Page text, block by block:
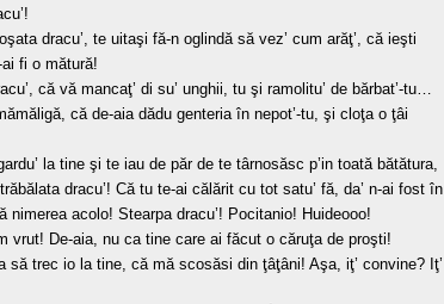
dracu’, te uitaşi fă-n oglindă să vez’ cum arăţ’, că ieşti
fi o mătură!
că vă mancaţ’ di su’ unghii, tu şi ramolitu’ de bărbat’-tu…
că de-aia dădu genteria în nepot’-tu, şi cloţa o ţâi
la tine şi te iau de păr de te târnosăsc p’in toată bătătura,
dracu’! Că tu te-ai călărit cu tot satu’ fă, da’ n-ai fost în
acolo! Stearpa dracu’! Pocitanio! Huideooo!
vrut! De-aia, nu ca tine care ai făcut o căruţa de proşti!
trec io la tine, că mă scosăsi din ţâţâni! Aşa, iţ’ convine? Iţ’